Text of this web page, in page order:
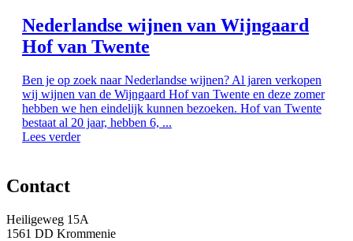
Nederlandse wijnen van Wijngaard
Hof van Twente
Ben je op zoek naar Nederlandse wijnen? Al jaren verkopen
wij wijnen van de Wijngaard Hof van Twente en deze zomer
hebben we hen eindelijk kunnen bezoeken. Hof van Twente
bestaat al 20 jaar, hebben 6, ...
Lees verder
Contact
Heiligeweg 15A
1561 DD Krommenie